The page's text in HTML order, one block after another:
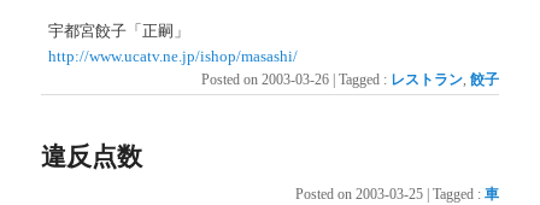
宇都宮餃子「正嗣」
http://www.ucatv.ne.jp/ishop/masashi/
Posted on 2003-03-26 | Tagged : レストラン, 餃子
違反点数
Posted on 2003-03-25 Tagged : 車